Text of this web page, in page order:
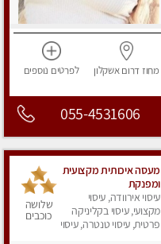
מחוז דרוםאשקלון לפרטים נוספים
055-4531606
מעסה איכותית מקצועית
ומפנקת
עיסוי אירוודה, עיסוי
מקצועי, עיסוי בקליניקה
פרטית, עיסוי טנטרה, עיסוי
שלושה
כוכבים